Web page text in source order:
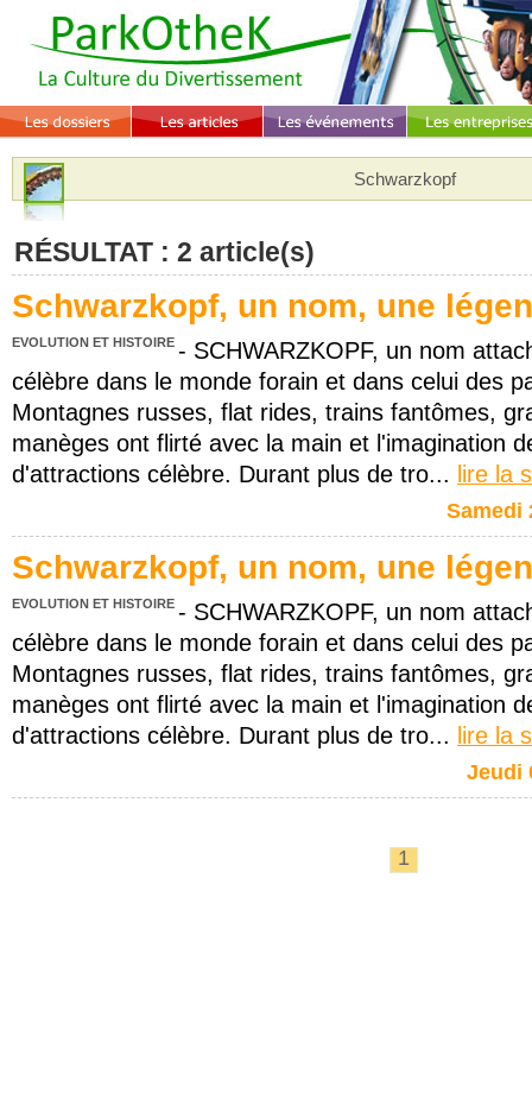
Schwarzkopf
RÉSULTAT : 2 article(s)
Schwarzkopf, un nom, une
EVOLUTION ET HISTOIRE - SCHWARZKOPF, un nom
célèbre dans le monde forain et dans celui des
Montagnes russes, flat rides, trains fantômes,
manèges ont flirté avec la main et l'imagination
d'attractions célèbre. Durant plus de tro... lire la
Samedi
Schwarzkopf, un nom, une
EVOLUTION ET HISTOIRE - SCHWARZKOPF, un nom
célèbre dans le monde forain et dans celui des
Montagnes russes, flat rides, trains fantômes,
manèges ont flirté avec la main et l'imagination
d'attractions célèbre. Durant plus de tro... lire la
Jeudi
1